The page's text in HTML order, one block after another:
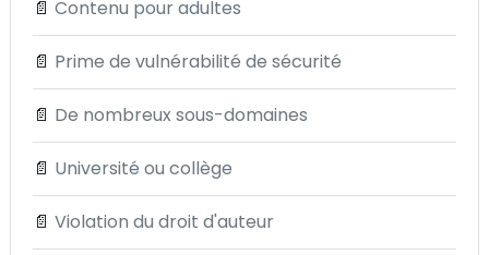
📄 Contenu pour adultes
📄 Prime de vulnérabilité de sécurité
📄 De nombreux sous-domaines
📄 Université ou collège
📄 Violation du droit d'auteur